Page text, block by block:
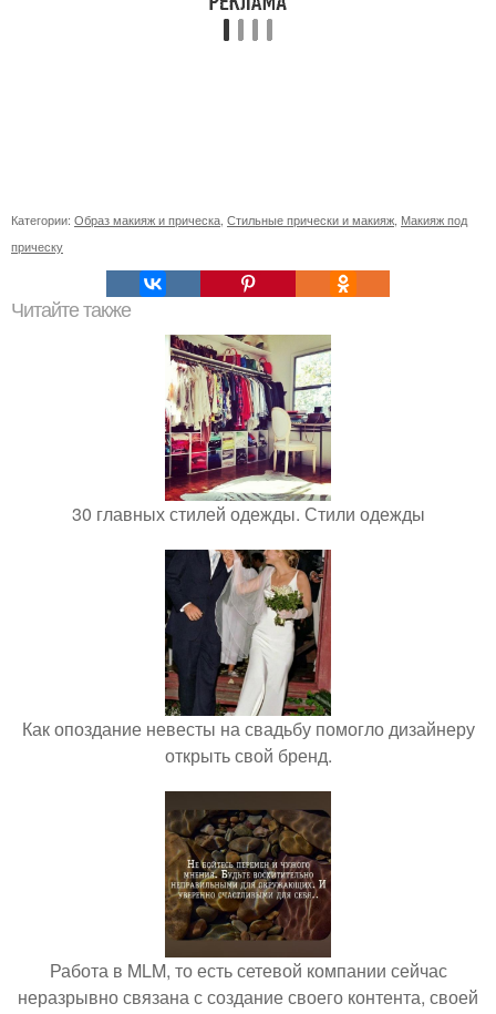
Категории: Образ макияж и прическа Стильные прически и макияж Макияж под
прическу
Читайте также
30 главных стилей одежды. Стили одежды
Как опоздание невесты на свадьбу помогло дизайнеру
открыть свой бренд.
Работа в MLM, то есть сетевой компании сейчас
неразрывно связана с создание своего контента, своей